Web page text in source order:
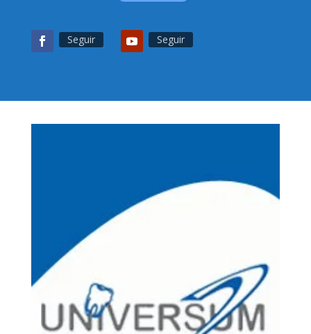
Seguir Seguir